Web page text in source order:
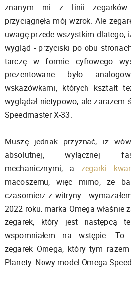
znanym mi z linii zegarków
przyciągnęła mój wzrok. Ale
uwagę przede wszystkim dlatego,
wygląd - przyciski po obu
tarczę w formie cyfrowego
prezentowane było
wskazówkami, których kształt
wyglądał nietypowo, ale zarazem
Speedmaster X-33.
Muszę jednak przyznać, iż
absolutnej, wyłącznej
mechanicznymi, azegarki
macoszemu, więc mimo, że
czasomierz z witryny -
2022 roku, marka Omega właśnie
zegarek, który jest następcą
wspomniałem na wstępie. To
zegarek Omega, który tym
Planety. Nowy model Omega